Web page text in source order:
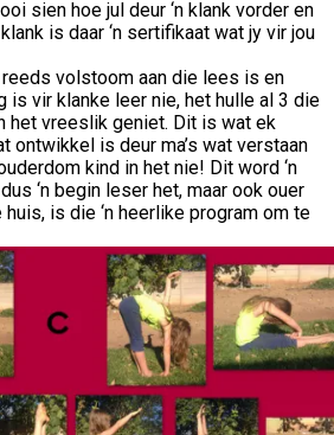
sien hoe jul deur ‘n klank vorder en
is daar ‘n sertifikaat wat jy vir jou
volstoom aan die lees is en
is vir klanke leer nie, het hulle al 3 die
het vreeslik geniet. Dit is wat ek
ontwikkel is deur ma’s wat verstaan
kind in het nie! Dit word ‘n
‘n begin leser het, maar ook ouer
is die ‘n heerlike program om te